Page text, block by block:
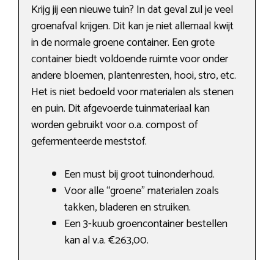
Krijg jij een nieuwe tuin? In dat geval zul je veel
groenafval krijgen. Dit kan je niet allemaal kwijt
in de normale groene container. Een grote
container biedt voldoende ruimte voor onder
andere bloemen, plantenresten, hooi, stro, etc.
Het is niet bedoeld voor materialen als stenen
en puin. Dit afgevoerde tuinmateriaal kan
worden gebruikt voor o.a. compost of
gefermenteerde meststof.
Een must bij groot tuinonderhoud.
Voor alle “groene” materialen zoals
takken, bladeren en struiken.
Een 3-kuub groencontainer bestellen
kan al v.a. €263,00.